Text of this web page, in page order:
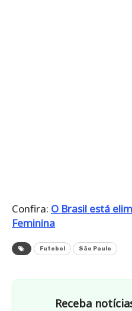
Confira: O Brasil está
Feminina
Futebol São Paulo
Receba